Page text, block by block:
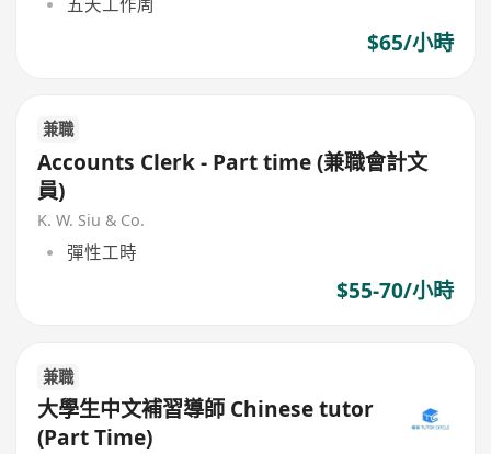
$65/小時
兼職
Accounts Clerk - Part time (兼職會計文
員)
K. W. Siu & Co.
彈性工時
$55-70/小時
兼職
大學生中文補習導師 Chinese tutor
(Part Time)